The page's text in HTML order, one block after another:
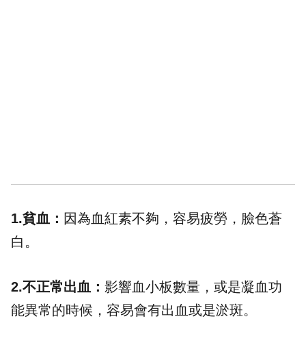
1.貧血： 因為血紅素不夠，容易疲勞，臉色蒼
白。
2.不正常出血： 影響血小板數量，或是凝血功
能異常的時候，容易會有出血或是淤斑。